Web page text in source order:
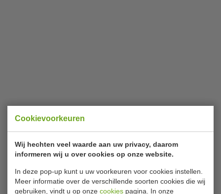
Cookievoorkeuren
Wij hechten veel waarde aan uw privacy, daarom
informeren wij u over cookies op onze website.
In deze pop-up kunt u uw voorkeuren voor cookies instellen.
Meer informatie over de verschillende soorten cookies die wij
gebruiken, vindt u op onze cookies pagina. In onze